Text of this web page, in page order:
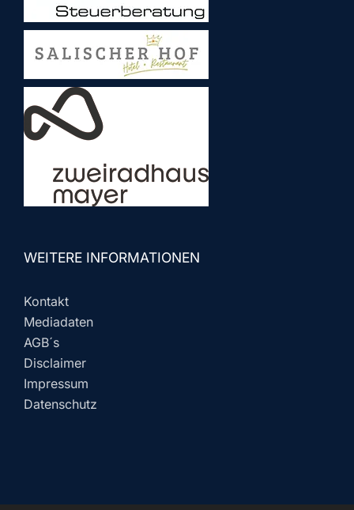
WEITERE INFORMATIONEN
Kontakt
Mediadaten
AGB´s
Disclaimer
Impressum
Datenschutz